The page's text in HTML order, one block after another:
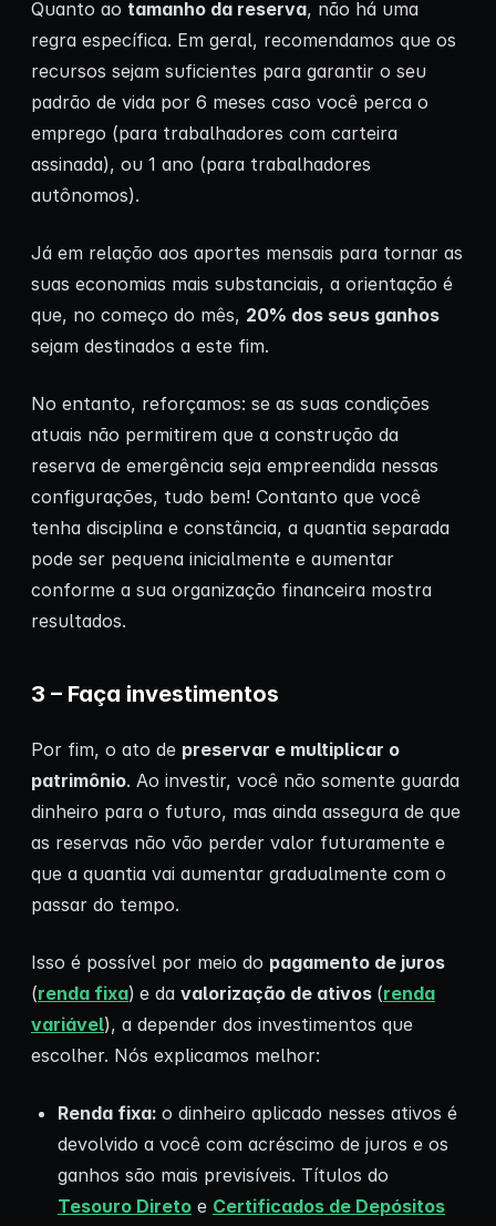
Quanto ao tamanho da reserva, não há uma
regra específica. Em geral, recomendamos que os
recursos sejam suficientes para garantir o seu
padrão de vida por 6 meses caso você perca o
emprego (para trabalhadores com carteira
assinada), ou 1 ano (para trabalhadores
autônomos).
Já em relação aos aportes mensais para tornar as
suas economias mais substanciais, a orientação é
que, no começo do mês, 20% dos seus ganhos
sejam destinados a este fim.
No entanto, reforçamos: se as suas condições
atuais não permitirem que a construção da
reserva de emergência seja empreendida nessas
configurações, tudo bem! Contanto que você
tenha disciplina e constância, a quantia separada
pode ser pequena inicialmente e aumentar
conforme a sua organização financeira mostra
resultados.
3 – Faça investimentos
Por fim, o ato de preservar e multiplicar o
patrimônio. Ao investir, você não somente guarda
dinheiro para o futuro, mas ainda assegura de que
as reservas não vão perder valor futuramente e
que a quantia vai aumentar gradualmente com o
passar do tempo.
Isso é possível por meio do pagamento de juros
(renda fixa) e da valorização de ativos (renda
variável), a depender dos investimentos que
escolher. Nós explicamos melhor:
Renda fixa: o dinheiro aplicado nesses ativos é
devolvido a você com acréscimo de juros e os
ganhos são mais previsíveis. Títulos do
Tesouro Direto e Certificados de Depósitos